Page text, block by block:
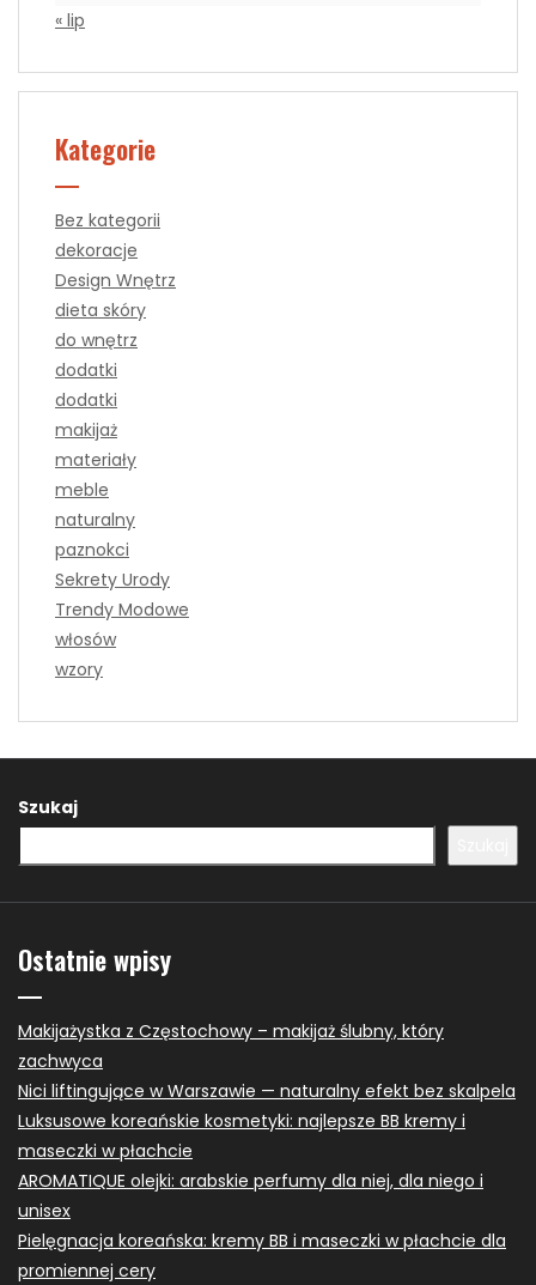
« lip
Kategorie
Bez kategorii
dekoracje
Design Wnętrz
dieta skóry
do wnętrz
dodatki
dodatki
makijaż
materiały
meble
naturalny
paznokci
Sekrety Urody
Trendy Modowe
włosów
wzory
Szukaj
Ostatnie wpisy
Makijażystka z Częstochowy – makijaż ślubny, który
zachwyca
Nici liftingujące w Warszawie — naturalny efekt bez skalpela
Luksusowe koreańskie kosmetyki: najlepsze BB kremy i
maseczki w płachcie
AROMATIQUE olejki: arabskie perfumy dla niej, dla niego i
unisex
Pielęgnacja koreańska: kremy BB i maseczki w płachcie dla
promiennej cery